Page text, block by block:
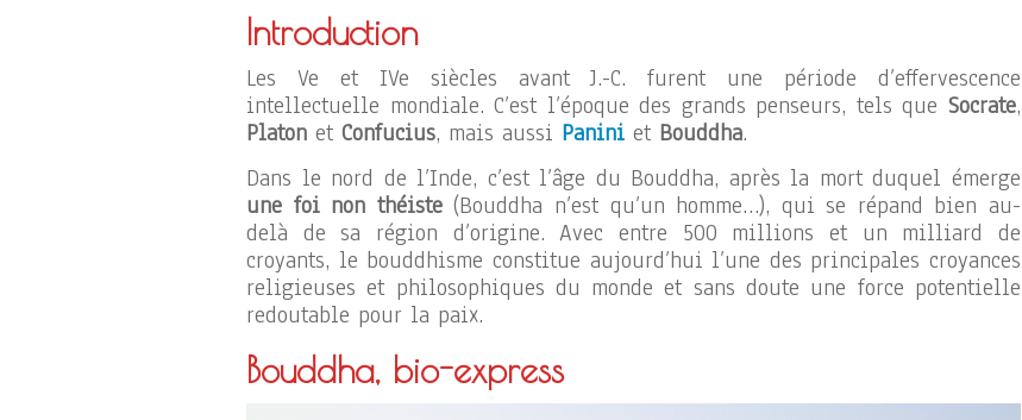
Introduction
Les Ve et IVe siècles avant J.-C. furent une période d’effervescence
intellectuelle mondiale. C’est l’époque des grands penseurs, tels que Socrate,
Platon et Confucius, mais aussi Panini et Bouddha.
Dans le nord de l’Inde, c’est l’âge du Bouddha, après la mort duquel émerge
une foi non théiste(Bouddha n’est qu’un homme…), qui se répand bien au-
delà de sa région d’origine. Avec entre 500 millions et un milliard de
croyants, le bouddhisme constitue aujourd’hui l’une des principales croyances
religieuses et philosophiques du monde et sans doute une force potentielle
redoutable pour la paix.
Bouddha, bio-express